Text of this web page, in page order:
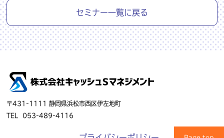
セミナー一覧に戻る
〒431-1111 静岡県浜松市西区伊左地町
TEL
053-489-4116